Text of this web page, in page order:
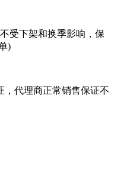
受下架和换季影响，保
)
，代理商正常销售保证不